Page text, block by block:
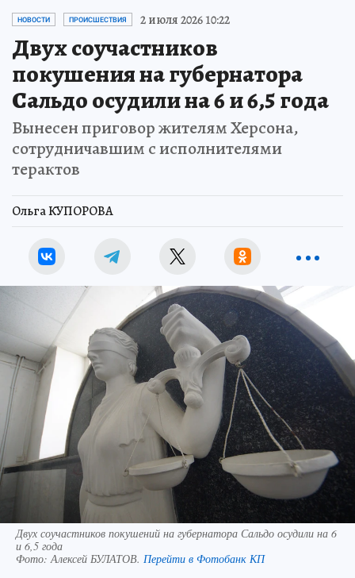
НОВОСТИ ПРОИСШЕСТВИЯ 2 июля 2026 10:22
Двух соучастников
покушения на губернатора
Сальдо осудили на 6 и 6,5 года
Вынесен приговор жителям Херсона,
сотрудничавшим с исполнителями
терактов
Ольга КУПОРОВА
Двух соучастников покушений на губернатора Сальдо осудили на 6
и 6,5 года
Фото: Алексей БУЛАТОВ. Перейти в Фотобанк КП